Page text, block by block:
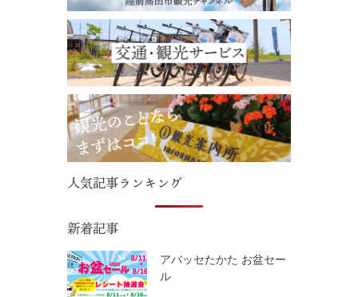
人気記事ランキング
新着記事
アバッセたかた お盆セー
ル